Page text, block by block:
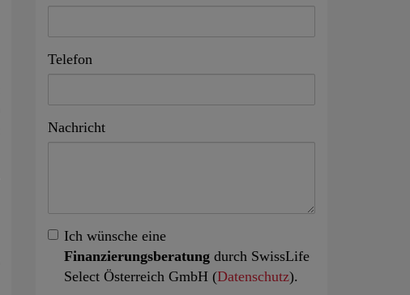
Telefon
Nachricht
Ich wünsche eine
Finanzierungsberatung durch SwissLife
Select Österreich GmbH (Datenschutz).